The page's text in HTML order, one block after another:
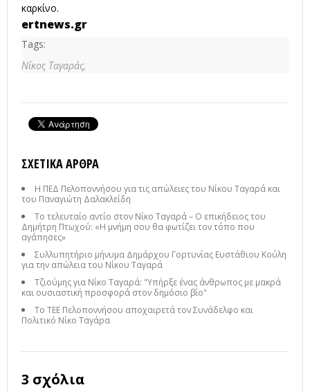
καρκίνο.
ertnews.gr
Tags:
Νίκος Ταγαράς,
ΣΧΕΤΙΚΆ ΆΡΘΡΑ
Η ΠΕΔ Πελοποννήσου για τις απώλειες του Νίκου Ταγαρά και
του Παναγιώτη Δαλακλείδη
Το τελευταίο αντίο στον Νίκο Ταγαρά – Ο επικήδειος του
Δημήτρη Πτωχού: «Η μνήμη σου θα φωτίζει τον τόπο που
αγάπησες»
Συλλυπητήριο μήνυμα Δημάρχου Γορτυνίας Ευστάθιου Κούλη
για την απώλεια του Νίκου Ταγαρά
Τζιούμης για Νίκο Ταγαρά: "Υπήρξε ένας άνθρωπος με μακρά
και ουσιαστική προσφορά στον δημόσιο βίο"
To TEE Πελοποννήσου αποχαιρετά τον Συνάδελφο και
Πολιτικό Νίκο Ταγάρα
3 σχόλια